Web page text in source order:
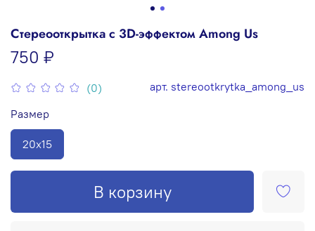
(0) арт. stereootkrytka_among_us
Стереооткрытка с 3D-эффектом Among Us
750 ₽
В корзину
Размер
20х15